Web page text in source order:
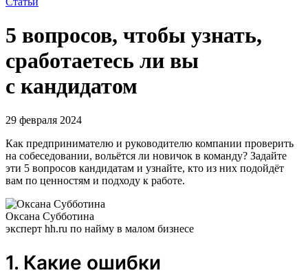
5 вопросов, чтобы узнать,
сработаетесь ли вы
с кандидатом
29 февраля 2024
Как предпринимателю и руководителю компании проверить
на собеседовании, вольётся ли новичок в команду? Задайте
эти 5 вопросов кандидатам и узнайте, кто из них подойдёт
вам по ценностям и подходу к работе.
Оксана Субботина
эксперт hh.ru по найму в малом бизнесе
1. Какие ошибки